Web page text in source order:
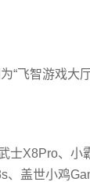
飞智游戏大
士X8Pro、小
盖世小鸡